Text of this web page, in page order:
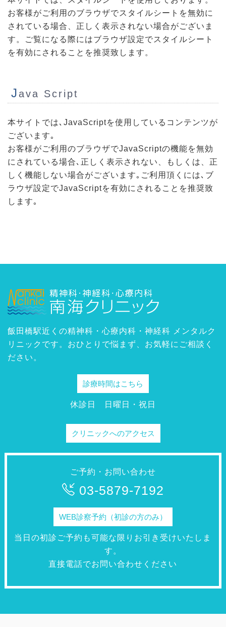
お客様がご利用のブラウザでスタイルシートを無効に
されている場合、正しく表示されない場合がございま
す。ご覧になる際にはブラウザ設定でスタイルシート
を有効にされることを推奨致します。
J ava Script
本サイトでは､JavaScriptを使用しているコンテンツが
ございます｡
お客様がご利用のブラウザでJavaScriptの機能を無効
にされている場合､正しく表示されない、もしくは、正
しく機能しない場合がございます｡ご利用頂くには､ブ
ラウザ設定でJavaScriptを有効にされることを推奨致
します｡
飯田橋駅近くの精神科・心療内科・神経科 メンタルク
リニックです。おひとりで悩まず、お気軽にご相談く
ださい。
診療時間はこちら
休診日 日曜日・祝日
クリニックへのアクセス
ご予約・お問い合わせ
03-5879-7192
WEB診察予約（初診の方のみ）
当日の初診ご予約も可能な限りお引き受けいたしま
す。
直接電話でお問い合わせください